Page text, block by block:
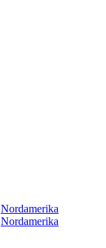
Nordamerika
Nordamerika